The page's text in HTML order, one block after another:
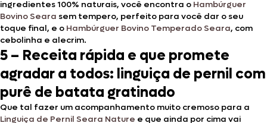
ingredientes 100% naturais, você encontra o Hambúrguer
Bovino Seara sem tempero, perfeito para você dar o seu
toque final, e o Hambúrguer Bovino Temperado Seara, com
cebolinha e alecrim.
5 – Receita rápida e que promete
agradar a todos: linguiça de pernil com
purê de batata gratinado
Que tal fazer um acompanhamento muito cremoso para a
Linguiça de Pernil Seara Nature e que ainda por cima vai